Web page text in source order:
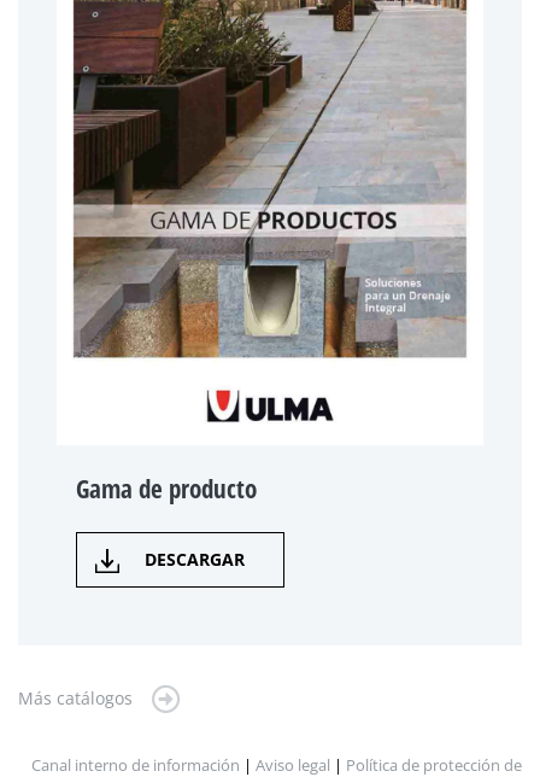
Gama de producto
DESCARGAR
Más catálogos
Canal interno de información | Aviso legal | Política de protección de